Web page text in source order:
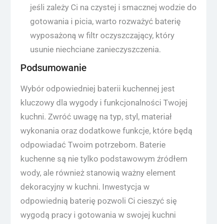
jeśli zależy Ci na czystej i smacznej wodzie do
gotowania i picia, warto rozważyć baterię
wyposażoną w filtr oczyszczający, który
usunie niechciane zanieczyszczenia.
Podsumowanie
Wybór odpowiedniej baterii kuchennej jest
kluczowy dla wygody i funkcjonalności Twojej
kuchni. Zwróć uwagę na typ, styl, materiał
wykonania oraz dodatkowe funkcje, które będą
odpowiadać Twoim potrzebom. Baterie
kuchenne są nie tylko podstawowym źródłem
wody, ale również stanowią ważny element
dekoracyjny w kuchni. Inwestycja w
odpowiednią baterię pozwoli Ci cieszyć się
wygodą pracy i gotowania w swojej kuchni